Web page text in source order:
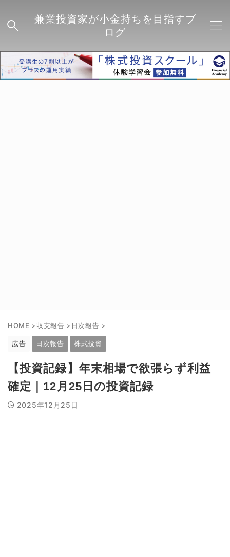
兼業投資家が小金持ちを目指すブ
ログ
HOME >収支報告 > 日次報告 >
広告 日次報告 株式投資
【投資記録】年末相場で欲張らず利益
確定｜12月25日の投資記録
2025年12月25日